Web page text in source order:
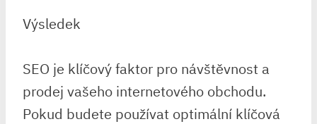
Výsledek
SEO je klíčový faktor pro návštěvnost a
prodej vašeho internetového obchodu.
Pokud budete používat optimální klíčová